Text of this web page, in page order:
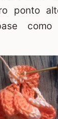
ponto
como